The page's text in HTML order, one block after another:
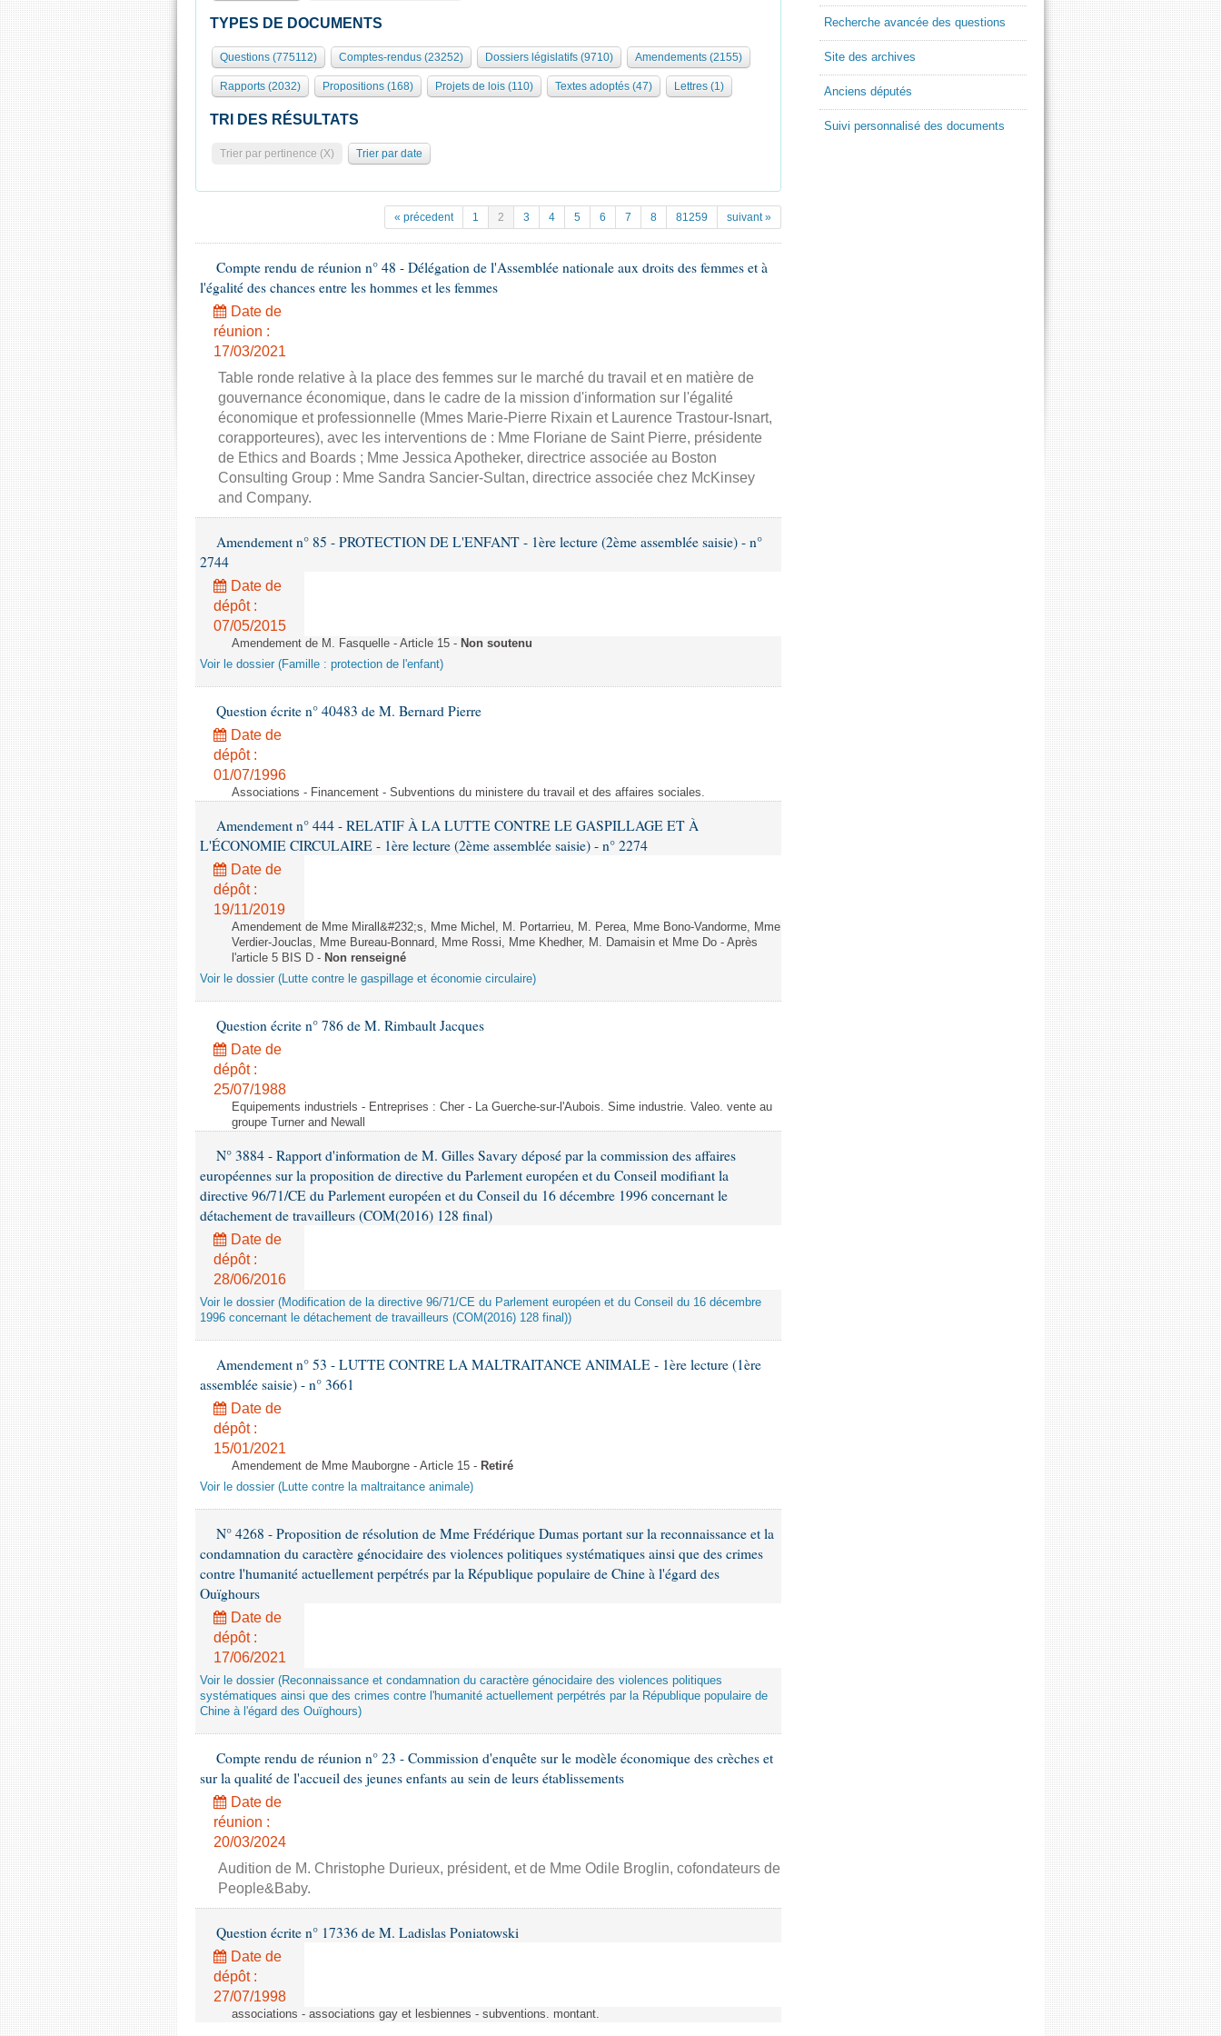
TYPES DE DOCUMENTS
Questions (775112) Comptes-rendus (23252) Dossiers législatifs (9710) Amendements (2155)
Rapports (2032) Propositions (168) Projets de lois (110) Textes adoptés (47) Lettres (1)
TRI DES RÉSULTATS
Trier par pertinence (X) Trier par date
« précedent 1 2 3 4 5 6 7 8 81259 suivant »
Compte rendu de réunion n° 48 - Délégation de l'Assemblée nationale aux droits des femmes et à
l'égalité des chances entre les hommes et les femmes
Date de
réunion :
17/03/2021
Table ronde relative à la place des femmes sur le marché du travail et en matière de
gouvernance économique, dans le cadre de la mission d'information sur l'égalité
économique et professionnelle (Mmes Marie-Pierre Rixain et Laurence Trastour-Isnart,
corapporteures), avec les interventions de : Mme Floriane de Saint Pierre, présidente
de Ethics and Boards ; Mme Jessica Apotheker, directrice associée au Boston
Consulting Group : Mme Sandra Sancier-Sultan, directrice associée chez McKinsey
and Company.
Amendement n° 85 - PROTECTION DE L'ENFANT - 1ère lecture (2ème assemblée saisie) - n°
2744
Date de
dépôt :
07/05/2015
Amendement de M. Fasquelle - Article 15 - Non soutenu
Voir le dossier (Famille : protection de l'enfant)
Question écrite n° 40483 de M. Bernard Pierre
Date de
dépôt :
01/07/1996
Associations - Financement - Subventions du ministere du travail et des affaires sociales.
Amendement n° 444 - RELATIF À LA LUTTE CONTRE LE GASPILLAGE ET À
L'ÉCONOMIE CIRCULAIRE - 1ère lecture (2ème assemblée saisie) - n° 2274
Date de
dépôt :
19/11/2019
Amendement de Mme Mirall&#232;s, Mme Michel, M. Portarrieu, M. Perea, Mme Bono-Vandorme, Mme
Verdier-Jouclas, Mme Bureau-Bonnard, Mme Rossi, Mme Khedher, M. Damaisin et Mme Do - Après
l'article 5 BIS D - Non renseigné
Voir le dossier (Lutte contre le gaspillage et économie circulaire)
Question écrite n° 786 de M. Rimbault Jacques
Date de
dépôt :
25/07/1988
Equipements industriels - Entreprises : Cher - La Guerche-sur-l'Aubois. Sime industrie. Valeo. vente au
groupe Turner and Newall
N° 3884 - Rapport d'information de M. Gilles Savary déposé par la commission des affaires
européennes sur la proposition de directive du Parlement européen et du Conseil modifiant la
directive 96/71/CE du Parlement européen et du Conseil du 16 décembre 1996 concernant le
détachement de travailleurs (COM(2016) 128 final)
Date de
dépôt :
28/06/2016
Voir le dossier (Modification de la directive 96/71/CE du Parlement européen et du Conseil du 16 décembre
1996 concernant le détachement de travailleurs (COM(2016) 128 final))
Amendement n° 53 - LUTTE CONTRE LA MALTRAITANCE ANIMALE - 1ère lecture (1ère
assemblée saisie) - n° 3661
Date de
dépôt :
15/01/2021
Amendement de Mme Mauborgne - Article 15 - Retiré
Voir le dossier (Lutte contre la maltraitance animale)
N° 4268 - Proposition de résolution de Mme Frédérique Dumas portant sur la reconnaissance et la
condamnation du caractère génocidaire des violences politiques systématiques ainsi que des crimes
contre l'humanité actuellement perpétrés par la République populaire de Chine à l'égard des
Ouïghours
Date de
dépôt :
17/06/2021
Voir le dossier (Reconnaissance et condamnation du caractère génocidaire des violences politiques
systématiques ainsi que des crimes contre l'humanité actuellement perpétrés par la République populaire de
Chine à l'égard des Ouïghours)
Compte rendu de réunion n° 23 - Commission d'enquête sur le modèle économique des crèches et
sur la qualité de l'accueil des jeunes enfants au sein de leurs établissements
Date de
réunion :
20/03/2024
Audition de M. Christophe Durieux, président, et de Mme Odile Broglin, cofondateurs de
People&Baby.
Question écrite n° 17336 de M. Ladislas Poniatowski
Date de
dépôt :
27/07/1998
associations - associations gay et lesbiennes - subventions. montant.
Recherche avancée des questions
Site des archives
Anciens députés
Suivi personnalisé des documents